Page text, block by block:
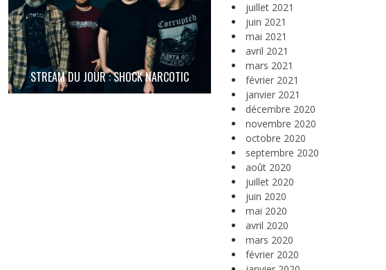
STREAM DU JOUR : SHOCK NARCOTIC
juillet 2021
juin 2021
mai 2021
avril 2021
mars 2021
février 2021
janvier 2021
décembre 2020
novembre 2020
octobre 2020
septembre 2020
août 2020
juillet 2020
juin 2020
mai 2020
avril 2020
mars 2020
février 2020